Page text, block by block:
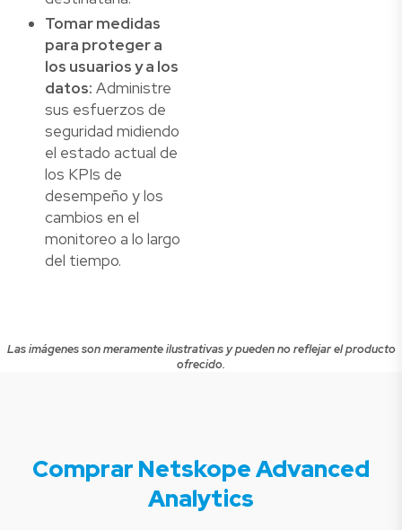
Tomar medidas
para proteger a
los usuarios y a los
datos: Administre
sus esfuerzos de
seguridad midiendo
el estado actual de
los KPIs de
desempeño y los
cambios en el
monitoreo a lo largo
del tiempo.
Las imágenes son meramente ilustrativas y pueden no reflejar el producto
ofrecido.
Comprar Netskope Advanced
Analytics